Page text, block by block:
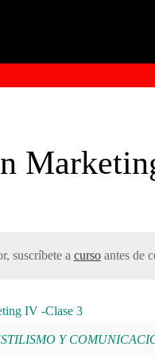
suscríbete a cursoantes de
IV -Clase 3
Y